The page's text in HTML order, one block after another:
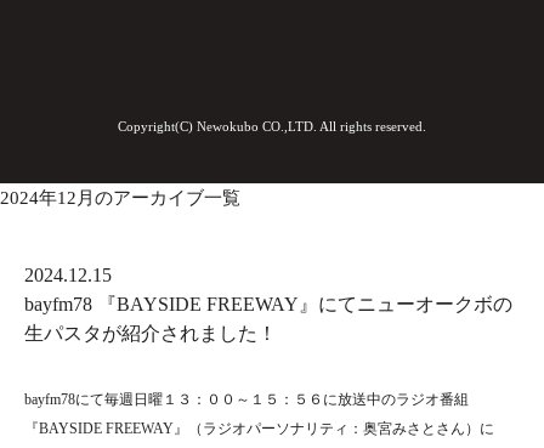
Copyright(C) Newokubo CO.,LTD. All rights reserved.
2024年12月のアーカイブ一覧
2024.12.15
bayfm78 『BAYSIDE FREEWAY』にてニューオークボの
生パスタが紹介されました！
bayfm78にて毎週日曜１３：００～１５：５６に放送中のラジオ番組
『BAYSIDE FREEWAY』（ラジオパーソナリティ：奥宮みさとさん）に